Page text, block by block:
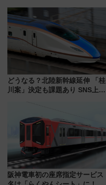
上級会員資格を効率よく獲得す
る方法を解説
どうなる？北陸新幹線延伸 「桂
川案」決定も課題あり SNS上の
阪神電車初の座席指定サービス